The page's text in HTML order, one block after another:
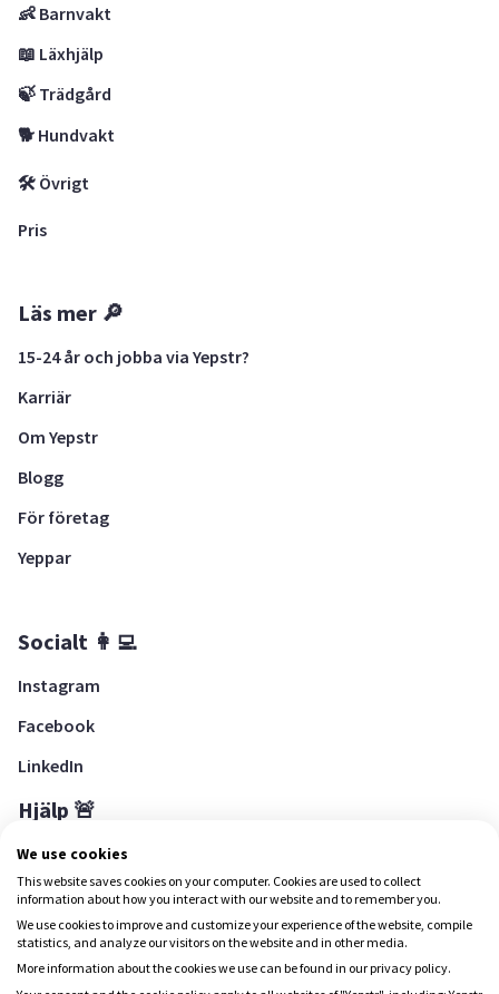
👶 Barnvakt
📖 Läxhjälp
🍃 Trädgård
🐕 Hundvakt
🛠 Övrigt
Pris
Läs mer 🔎
15-24 år och jobba via Yepstr?
Karriär
Om Yepstr
Blogg
För företag
Yeppar
Socialt 👩‍💻
Instagram
Facebook
LinkedIn
Hjälp 🚨
Hjälpcenter
Ladda ned Yepstr
We use cookies
This website saves cookies on your computer. Cookies are used to collect
information about how you interact with our website and to remember you.
We use cookies to improve and customize your experience of the website, compile
statistics, and analyze our visitors on the website and in other media.
More information about the cookies we use can be found in our privacy policy.